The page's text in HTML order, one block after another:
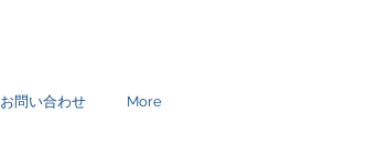
お問い合わせ More